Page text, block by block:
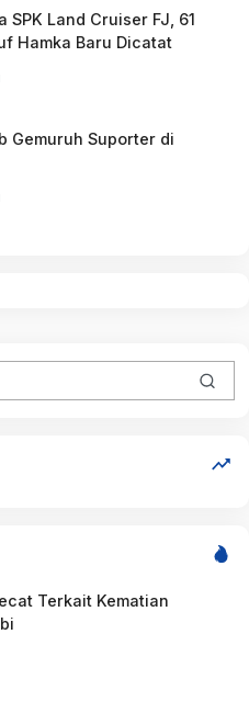
SPK Land Cruiser FJ, 61
Hamka Baru Dicatat
Gemuruh Suporter di
Terkait Kematian